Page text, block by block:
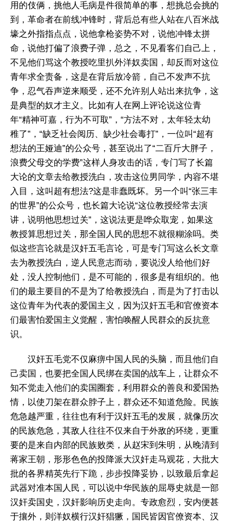
用的伎俩，挑他人毛病是件很简单的事，想挑总会挑的
到，革命者在前线冲锋时，背后总有些人站在八百米战
壕之外指指点点，说他拿枪姿势不对，说他冲锋太拼
命，说他打偏了浪费子弹，总之，不见看客们自己上，
不见他们骂这个教授吃里扒外洋奴卖国，却反而对这位
青年求全责备，这是在背后放冷箭，自己不发声不抗
争，忍气吞声逆来顺受，还不允许别人站出来抗争，这
是典型的奴才主义。比如有人在网上评论说这位青
年“精神可嘉，行为不可取”，“方法不对，太年轻太幼
稚了”，“缺乏社会阅历、缺少社会毒打”，一位叫“超有
想法的王娅迪”的公众号，甚至说出了“二百斤大胖子，
浪费父母交的学费”这样人身攻击的话，专门写了长篇
大论的文章去给教授洗白，攻击这位男同学，内容不堪
入目，这叫超有想法?这是非蠢既坏。另一个叫“张三丰
的世界”的公众号，也长篇大论说“这位教授经常去演
讲，说明他思想过关”，这说法更是哗众取宠，如果这
教授算思想过关，那全国人民的思想不就很糊涂吗。类
似这些言论就是汉奸五毛言论，可是专门写这么长文章
去为教授洗白，逆人民意志而动，要说没人给他们好
处，没人控制他们，是不可能的，很多是有组织的。他
们的最主要目的不是为了给教授洗白，而是为了打击以
这位青年为代表的爱国主义，因为汉奸五毛和官僚资本
们最害怕爱国主义觉醒，害怕唤醒人民群众的反抗意
识。
汉奸五毛党不仅麻痹中国人民的头脑，而且他们自
己卖国，也要把全国人民绑在卖国的战车上，让群众不
知不觉走入他们的卖国圈套，利用群众的善良和爱国热
情，以使刀架在群众脖子上，群众还不知道危险。民族
危急越严重，往往也有利于汉奸五毛的发展，就像历次
的民族危急，其敌人往往不仅来自于外敌的环绕，更重
要的是来自内部的民族败类，从赵宋到朱明，从晚清到
蒋家王朝，形形色色的投降派大汉奸走马观花，大批大
批的各界精英先行下跪，步步投降妥协，以致最后拿起
武器对准本国人民，可以说中华民族的屈辱史就是一部
汉奸卖国史，汉奸影响历史走向。专政愈烈，安内便甚
于攘外，则洋奴横行汉奸猖獗，国民皆因官僚资本、汉